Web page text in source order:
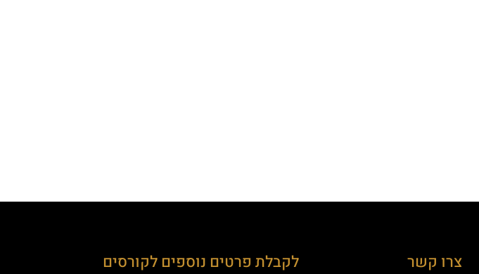
צרו קשר לקבלת פרטים נוספים לקורסים